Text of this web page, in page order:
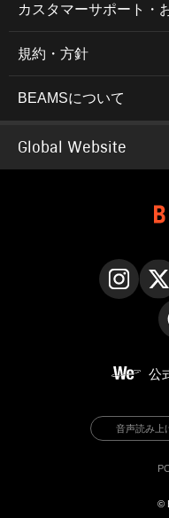
カスタマーサポート・
規約・方針
BEAMSについて
Global Website
公
音声読み上
©